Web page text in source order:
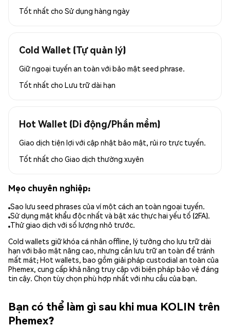
Tốt nhất cho Sử dụng hàng ngày
Cold Wallet (Tự quản lý)
Giữ ngoại tuyến an toàn với bảo mật seed phrase.
Tốt nhất cho Lưu trữ dài hạn
Hot Wallet (Di động/Phần mềm)
Giao dịch tiện lợi với cập nhật bảo mật, rủi ro trực tuyến.
Tốt nhất cho Giao dịch thường xuyên
Mẹo chuyên nghiệp:
Sao lưu seed phrases của ví một cách an toàn ngoại tuyến.
Sử dụng mật khẩu độc nhất và bật xác thực hai yếu tố (2FA).
Thử giao dịch với số lượng nhỏ trước.
Cold wallets giữ khóa cá nhân offline, lý tưởng cho lưu trữ dài
hạn với bảo mật nâng cao, nhưng cần lưu trữ an toàn để tránh
mất mát; Hot wallets, bao gồm giải pháp custodial an toàn của
Phemex, cung cấp khả năng truy cập với biện pháp bảo vệ đáng
tin cậy. Chọn tùy chọn phù hợp nhất với nhu cầu của bạn.
Bạn có thể làm gì sau khi mua KOLIN trên
Phemex?